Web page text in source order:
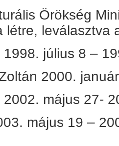
Örökség
létre, leválasztva
1998. július 8 –
2000.
május 27-
május 19 –